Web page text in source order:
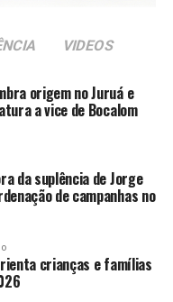
O Sebrae prepara
e consultorias
do sistema de
integrar inteligência
de crédito,
o
de forma
aproveitando
que mantém 85%
VIDEOS
origem no Juruá e
a vice de Bocalom
da suplência de Jorge
de campanhas no
crianças e famílias